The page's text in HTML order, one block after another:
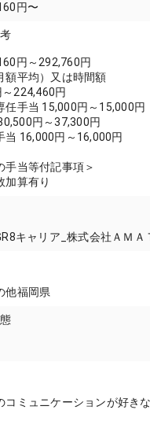
円〜
円～292,760円
額平均）又は時間額
224,460円
任手当 15,000円～15,000円
円～37,300円
当 16,000円～16,000円
手当等付記事項＞
加算有り
キャリア_株式会社ＡＭＡ
他福岡県
コミュニケーションが好き